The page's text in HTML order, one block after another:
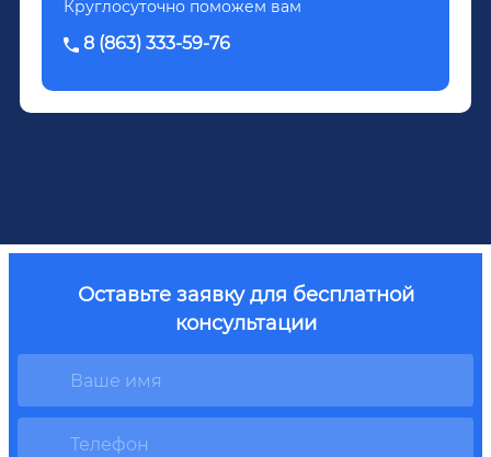
Круглосуточно поможем вам
8 (863) 333-59-76
Оставьте заявку для бесплатной
консультации